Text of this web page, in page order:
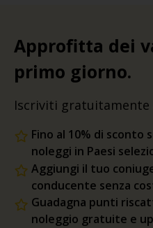
Approfitta dei
primo giorno.
Iscriviti gratuitamente
Fino al 10% di sconto
noleggi in Paesi
Aggiungi il tuo
conducente senza
Guadagna punti
noleggio gratuite e